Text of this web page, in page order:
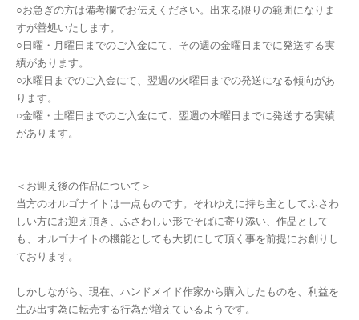
○お急ぎの方は備考欄でお伝えください。出来る限りの範囲になりま
すが善処いたします。
○日曜・月曜日までのご入金にて、その週の金曜日までに発送する実
績があります。
○水曜日までのご入金にて、翌週の火曜日までの発送になる傾向があ
ります。
○金曜・土曜日までのご入金にて、翌週の木曜日までに発送する実績
があります。
＜お迎え後の作品について＞
当方のオルゴナイトは一点ものです。それゆえに持ち主としてふさわ
しい方にお迎え頂き、ふさわしい形でそばに寄り添い、作品として
も、オルゴナイトの機能としても大切にして頂く事を前提にお創りし
ております。
しかしながら、現在、ハンドメイド作家から購入したものを、利益を
生み出す為に転売する行為が増えているようです。